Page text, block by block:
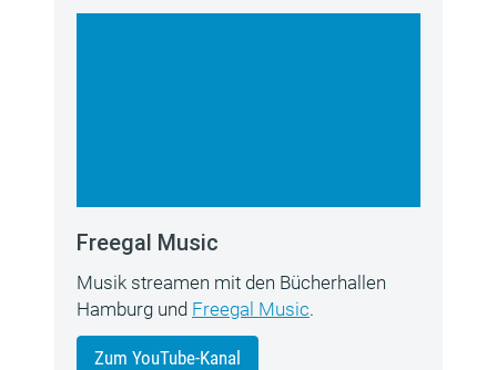
Freegal Music
Musik streamen mit den Bücherhallen
Hamburg und Freegal Music.
Zum YouTube-Kanal